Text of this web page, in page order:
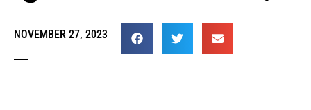
NOVEMBER 27, 2023